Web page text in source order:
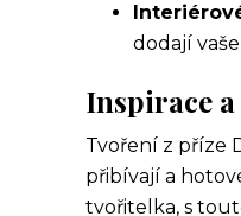
dodají
Inspirace
Tvoření z příze
přibívají a
tvořitelka, s